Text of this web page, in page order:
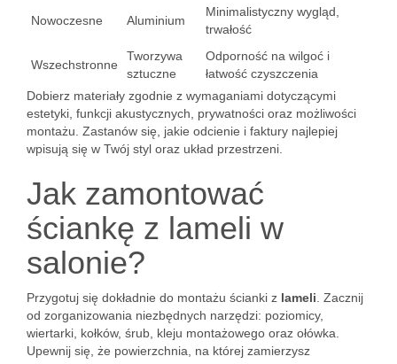
Nowoczesne Aluminium
Minimalistyczny wygląd,
trwałość
Wszechstronne
Tworzywa
sztuczne
Odporność na wilgoć i
łatwość czyszczenia
Dobierz materiały zgodnie z wymaganiami dotyczącymi
estetyki, funkcji akustycznych, prywatności oraz możliwości
montażu. Zastanów się, jakie odcienie i faktury najlepiej
wpisują się w Twój styl oraz układ przestrzeni.
Jak zamontować
ściankę z lameli w
salonie?
Przygotuj się dokładnie do montażu ścianki z lameli . Zacznij
od zorganizowania niezbędnych narzędzi: poziomicy,
wiertarki, kołków, śrub, kleju montażowego oraz ołówka.
Upewnij się, że powierzchnia, na której zamierzysz